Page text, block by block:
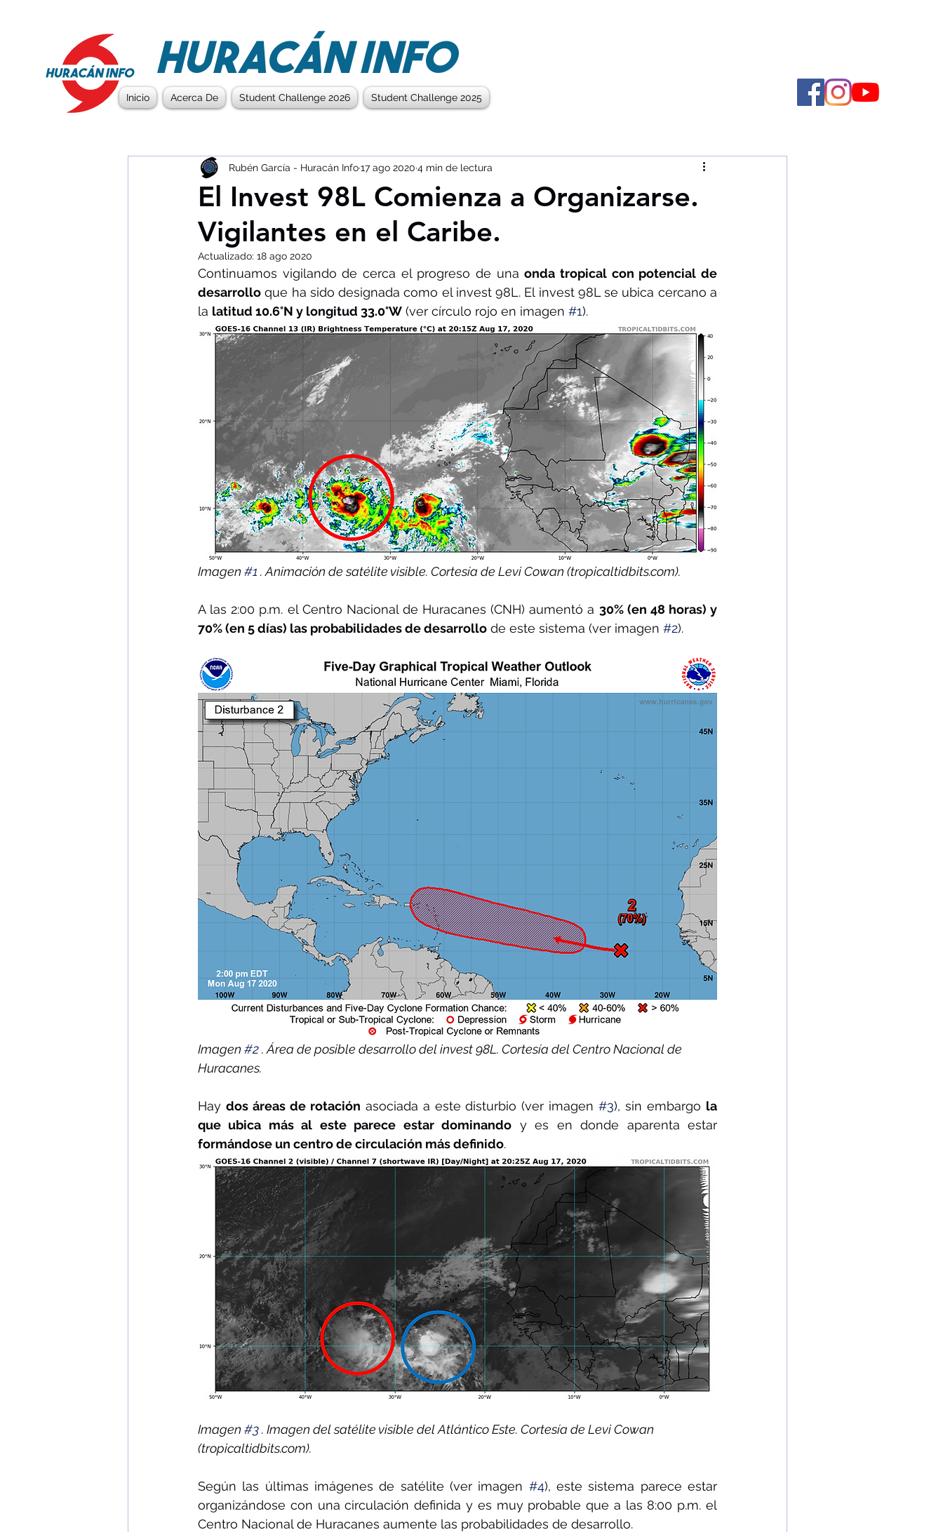
HURACÁN INFO
Inicio Acerca De Student Challenge 2026 Student Challenge 2025
El Invest 98L Comienza a Organizarse.
Vigilantes en el Caribe.
Rubén García - Huracán Info17 ago 2020 4 min de lectura
Actualizado: 18 ago 2020
Continuamos vigilando de cerca el progreso de una onda tropical con potencial de
desarrollo que ha sido designada como el invest 98L. El invest 98L se ubica cercano a
la latitud 10.6°N y longitud 33.0°W (ver círculo rojo en imagen #1).
Imagen #1 . Animación de satélite visible. Cortesía de Levi Cowan (tropicaltidbits.com).
A las 2:00 p.m. el Centro Nacional de Huracanes (CNH) aumentó a 30% (en 48 horas) y
70% (en 5 días) las probabilidades de desarrollo de este sistema (ver imagen #2).
Imagen #2 . Área de posible desarrollo del invest 98L. Cortesía del Centro Nacional de
Huracanes.
Hay dos áreas de rotación asociada a este disturbio (ver imagen #3), sin embargo la
que ubica más al este parece estar dominando
formándose un centro de circulación más definido.
Imagen #3 . Imagen del satélite visible del Atlántico Este. Cortesía de Levi Cowan
(tropicaltidbits.com).
Según las últimas imágenes de satélite (ver imagen #4), este sistema parece estar
organizándose con una circulación definida y es muy probable que a las 8:00 p.m. el
Centro Nacional de Huracanes aumente las probabilidades de desarrollo.